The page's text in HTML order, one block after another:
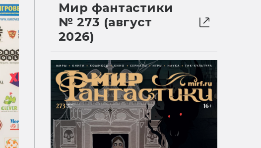
Мир фантастики
№ 273 (август
2026)